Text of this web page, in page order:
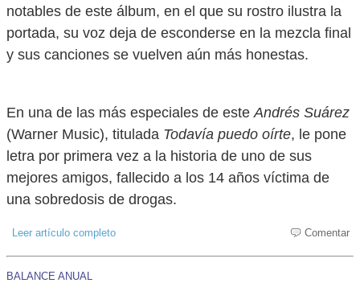
notables de este álbum, en el que su rostro ilustra la
portada, su voz deja de esconderse en la mezcla final
y sus canciones se vuelven aún más honestas.
En una de las más especiales de esteAndrés Suárez
(Warner Music), titulada Todavía puedo oírte, le pone
letra por primera vez a la historia de uno de sus
mejores amigos, fallecido a los 14 años víctima de
una sobredosis de drogas.
Leer artículo completo Comentar
BALANCE ANUAL